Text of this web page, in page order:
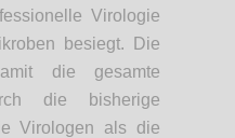
Virologie
besiegt.
Die
die gesamte
die bisherige
Virologen als die